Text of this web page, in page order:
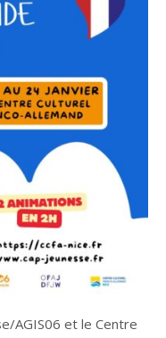
AGIS06 et le Centre